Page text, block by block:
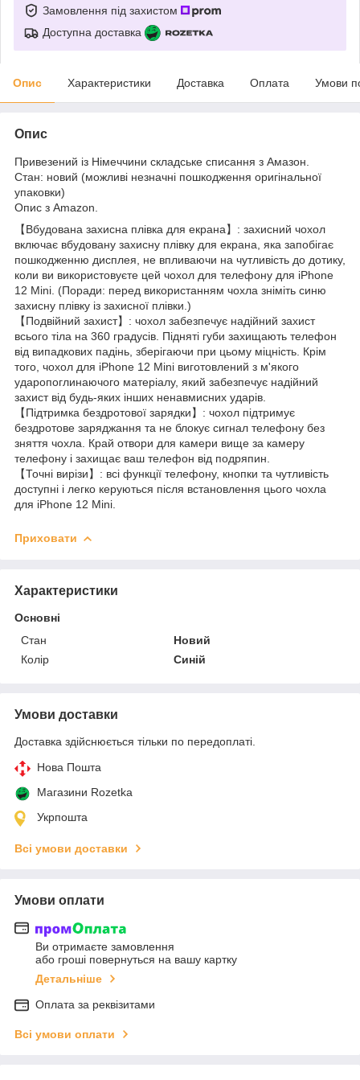
Замовлення під захистом
Доступна доставка
Опис Характеристики Доставка Оплата Умови
Опис
Привезений із Німеччини складське списання з Амазон.
Стан: новий (можливі незначні пошкодження оригінальної
упаковки)
Опис з Amazon.
【Вбудована захисна плівка для екрана】: захисний чохол
включає вбудовану захисну плівку для екрана, яка запобігає
пошкодженню дисплея, не впливаючи на чутливість до дотику,
коли ви використовуєте цей чохол для телефону для iPhone
12 Mini. (Поради: перед використанням чохла зніміть синю
захисну плівку із захисної плівки.)
【Подвійний захист】: чохол забезпечує надійний захист
всього тіла на 360 градусів. Підняті губи захищають телефон
від випадкових падінь, зберігаючи при цьому міцність. Крім
того, чохол для iPhone 12 Mini виготовлений з м'якого
ударопоглинаючого матеріалу, який забезпечує надійний
захист від будь-яких інших ненавмисних ударів.
【Підтримка бездротової зарядки】: чохол підтримує
бездротове заряджання та не блокує сигнал телефону без
зняття чохла. Край отвори для камери вище за камеру
телефону і захищає ваш телефон від подряпин.
【Точні вирізи】: всі функції телефону, кнопки та чутливість
доступні і легко керуються після встановлення цього чохла
для iPhone 12 Mini.
Приховати
Характеристики
Основні
Стан
Новий
Колір
Синій
Умови доставки
Доставка здійснюється тільки по передоплаті.
Нова Пошта
Магазини Rozetka
Укрпошта
Всі умови доставки
Умови оплати
Ви отримаєте замовлення
або гроші повернуться на вашу картку
Детальніше
Оплата за реквізитами
Всі умови оплати